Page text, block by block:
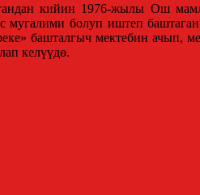
кийин 1976-жылы Ош
мугалими болуп иштеп
башталгыч мектебин ачып,
келүүдө.